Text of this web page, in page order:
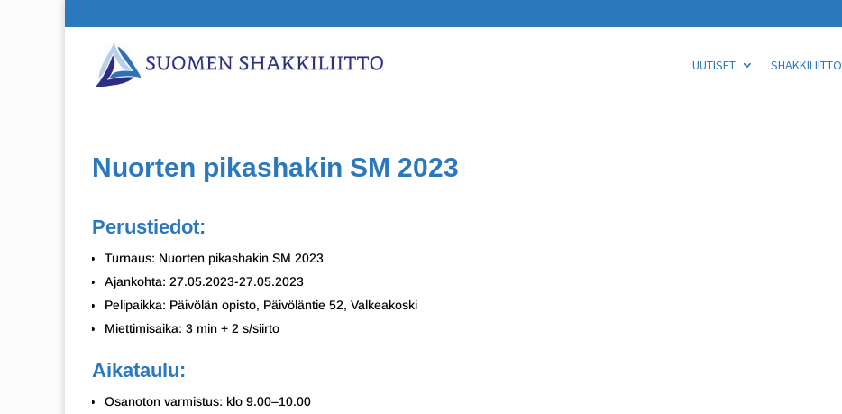
UUTISET SHAKKILIITTO
Nuorten pikashakin SM 2023
Perustiedot:
Turnaus: Nuorten pikashakin SM 2023
Ajankohta: 27.05.2023-27.05.2023
Pelipaikka: Päivölän opisto, Päivöläntie 52, Valkeakoski
Miettimisaika: 3 min + 2 s/siirto
Aikataulu:
Osanoton varmistus: klo 9.00–10.00